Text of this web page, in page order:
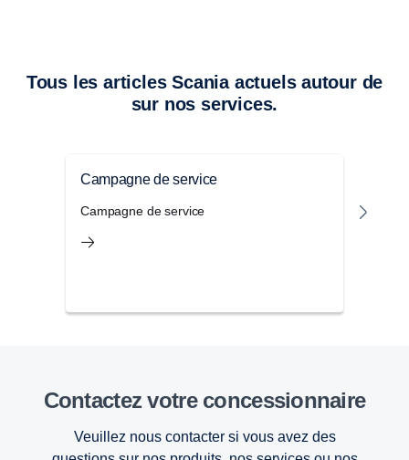
Tous les articles Scania actuels autour de
sur nos services.
Campagne de service
Campagne de service
Contactez votre concessionnaire
Veuillez nous contacter si vous avez des